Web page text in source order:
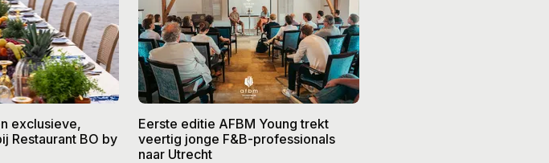
exclusieve,
Restaurant BO by
Eerste editie AFBM Young trekt
veertig jonge F&B-professionals
naar Utrecht